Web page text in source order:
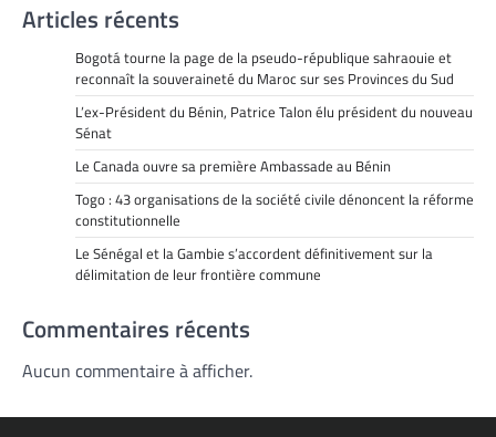
Articles récents
Bogotá tourne la page de la pseudo-république sahraouie et
reconnaît la souveraineté du Maroc sur ses Provinces du Sud
L’ex-Président du Bénin, Patrice Talon élu président du nouveau
Sénat
Le Canada ouvre sa première Ambassade au Bénin
Togo : 43 organisations de la société civile dénoncent la réforme
constitutionnelle
Le Sénégal et la Gambie s’accordent définitivement sur la
délimitation de leur frontière commune
Commentaires récents
Aucun commentaire à afficher.